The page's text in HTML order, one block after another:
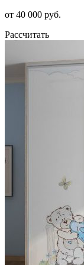
от 40 000 руб.
Рассчитать